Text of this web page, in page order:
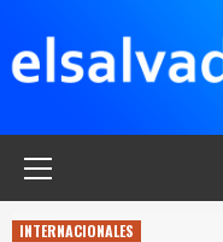
contenido
INTERNACIONALES